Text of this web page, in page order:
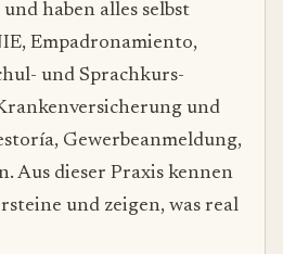
haben alles selbst
Empadronamiento,
und Sprachkurs-
und
Gewerbeanmeldung,
Aus dieser Praxis kennen
und zeigen, was real